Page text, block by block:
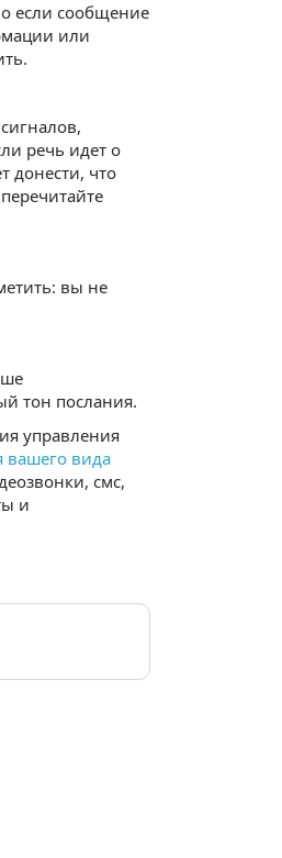
если сообщение
или
речь идет о
донести, что
вы не
тон послания.
управления
вашего вида
смс,
и